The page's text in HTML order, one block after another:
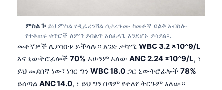
ምስል 1፡ ይህ ምስል የዲፈረንሻል ሲተረጉሙ ከመቶኛ ይልቅ አብስሎ
የተቆጠሩ ቁጥሮች ለምን ይበልጥ አስፈላጊ እንደሆኑ ያሳያል።.
መቶኛዎች ሊያሳስቱ ይችላሉ። አንድ ታካሚ WBC 3.2 x10^9/L
እና ኒውትሮፊሎች 70% አሁንም አለው ANC 2.24 x10^9/L, ፣
ይህ መደበኛ ነው፣ ነገር ግን WBC 18.0 ጋር ኒውትሮፊሎች 78%
ይሰጣል ANC 14.0, ፣ ይህ ግን በጣም የተለየ ትርጉም አለው።